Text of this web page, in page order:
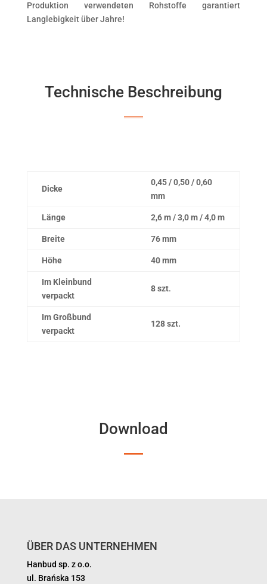
Produktion verwendeten Rohstoffe garantiert
Langlebigkeit über Jahre!
Technische Beschreibung
Dicke
0,45 / 0,50 / 0,60
mm
Länge 2,6 m / 3,0 m / 4,0 m
Breite 76 mm
Höhe 40 mm
Im Kleinbund
verpackt
8 szt.
Im Großbund
verpackt
128 szt.
Download
ÜBER DAS UNTERNEHMEN
Hanbud sp. z o.o.
ul. Brańska 153